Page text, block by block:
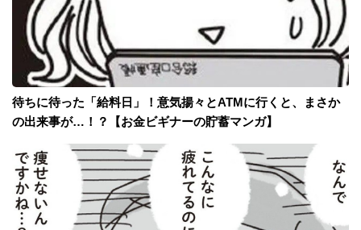
待ちに待った「給料日」！意気揚々とATMに行くと、まさか
の出来事が…！？【お金ビギナーの貯蓄マンガ】